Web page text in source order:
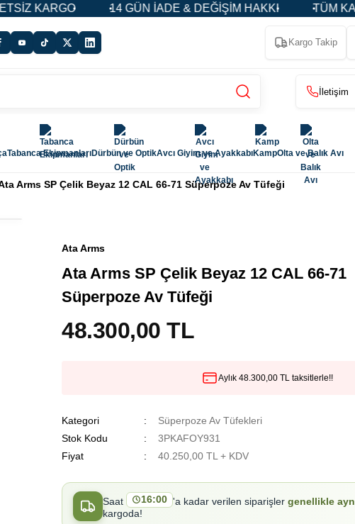
14 GÜN İADE & DEĞİŞİM HAKKI TÜM KARTLARA
Kargo Takip
İletişim
Tabanca EkipmanlarıDürbün ve OptikAvcı Giyim ve AyakkabıKampOlta ve Balık Avı
Arms SP Çelik Beyaz 12 CAL 66-71 Süperpoze Av Tüfeği
Ata Arms
Ata Arms SP Çelik Beyaz 12 CAL 66-71
Süperpoze Av Tüfeği
48.300,00 TL
Aylık 48.300,00 TL taksitlerle!!
Kategori
Süperpoze Av Tüfekleri
Stok Kodu
3PKAFOY931
Fiyat
40.250,00 TL + KDV
Saat 16:00 'a kadar verilen siparişler genellikle
kargoda!